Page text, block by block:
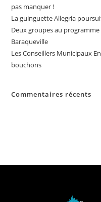
pas manquer !
La guinguette Allegria
Deux groupes au
Baraqueville
Les Conseillers Municipaux
bouchons
Commentaires récents